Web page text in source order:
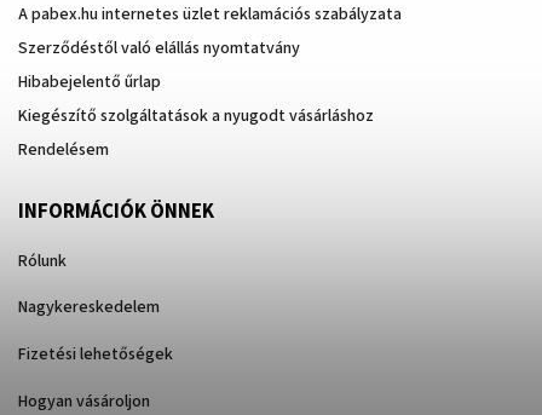
A pabex.hu internetes üzlet reklamációs szabályzata
Szerződéstől való elállás nyomtatvány
Hibabejelentő űrlap
Kiegészítő szolgáltatások a nyugodt vásárláshoz
Rendelésem
INFORMÁCIÓK ÖNNEK
Rólunk
Nagykereskedelem
Fizetési lehetőségek
Hogyan vásároljon